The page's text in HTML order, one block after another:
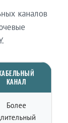
каналов
КАНАЛ
Более